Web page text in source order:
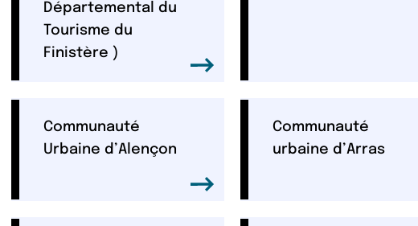
Départemental du
Tourisme du
Finistère )
Communauté
Urbaine d’Alençon
Communauté
urbaine d’Arras